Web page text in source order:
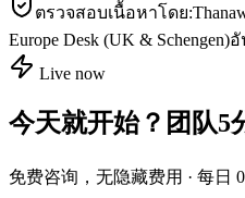
ตรวจสอบเนื้อหาโดย:
Europe Desk (UK & Schengen)อั
Live now
今天就开始？团队5
免费咨询，无隐藏费用 · 每日